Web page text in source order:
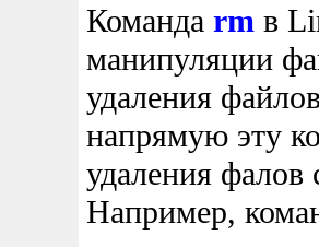
Команда rm в
манипуляции
удаления
напрямую эту
удаления
Например,